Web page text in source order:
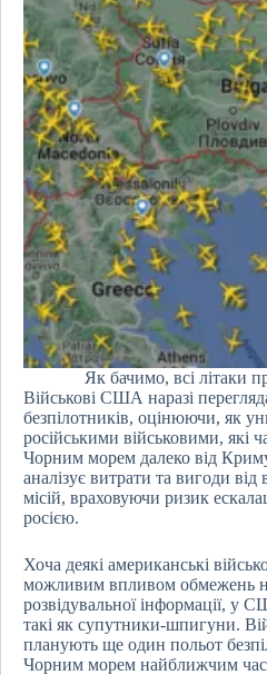
Як бачимо, всі літаки
Військові США наразі
безпілотників, оцінюючи, як
російськими військовими, які
Чорним морем далеко від
аналізує витрати та вигоди
місій, враховуючи ризик
росією.
Хоча деякі американські
можливим впливом обмежень
розвідувальної інформації, у
такі як супутники-шпигуни.
планують ще один польот
Чорним морем найближчим